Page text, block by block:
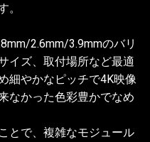
。
2.6mm/3.9mmのバリ
イズ、取付場所など最適
細やかなピッチで4K映像
なかった色彩豊かでなめ
とで、複雑なモジュール